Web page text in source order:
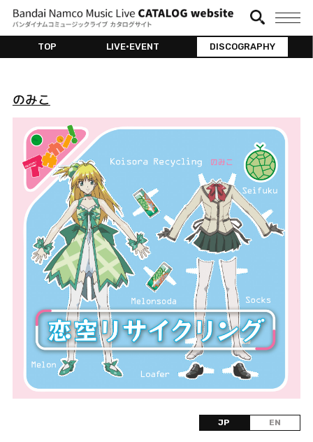
TOP LIVE•EVENT DISCOGRAPHY
のみこ
JP EN